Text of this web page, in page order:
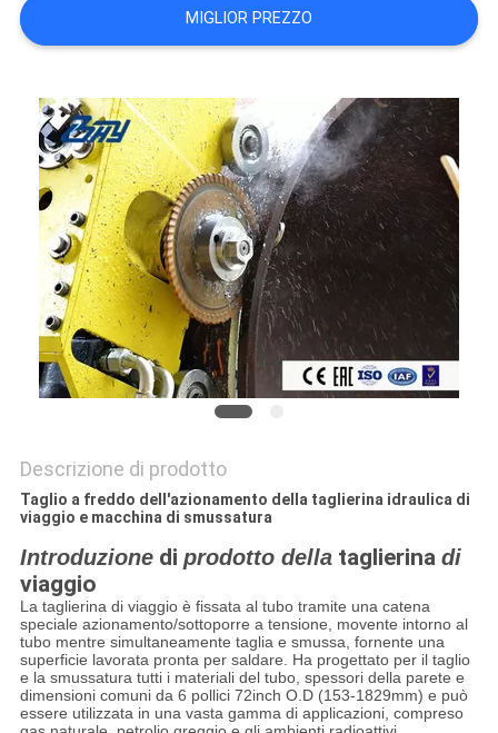
MIGLIOR PREZZO
Descrizione di prodotto
Taglio a freddo dell'azionamento della taglierina idraulica di
viaggio e macchina di smussatura
Introduzionedi prodotto dellataglierina di
viaggio
La taglierina di viaggio è fissata al tubo tramite una catena
speciale azionamento/sottoporre a tensione, movente intorno al
tubo mentre simultaneamente taglia e smussa, fornente una
superficie lavorata pronta per saldare. Ha progettato per il taglio
e la smussatura tutti i materiali del tubo, spessori della parete e
dimensioni comuni da 6 pollici 72inch O.D (153-1829mm) e può
essere utilizzata in una vasta gamma di applicazioni, compreso